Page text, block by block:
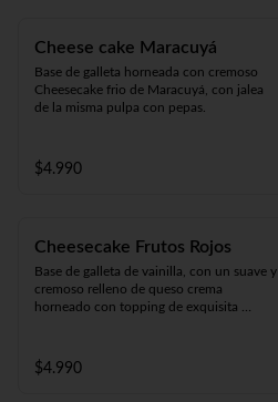
Cheese cake Maracuyá
Base de galleta horneada con cremoso
Cheesecake frio de Maracuyá, con jalea
de la misma pulpa con pepas.
$4.990
Cheesecake Frutos Rojos
Base de galleta de vainilla, con un suave y
cremoso relleno de queso crema
horneado con topping de exquisita
$4.990